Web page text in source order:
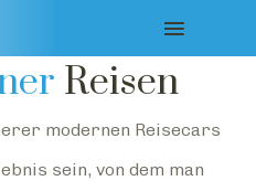
Reisen
modernen Reisecars
sein, von dem man